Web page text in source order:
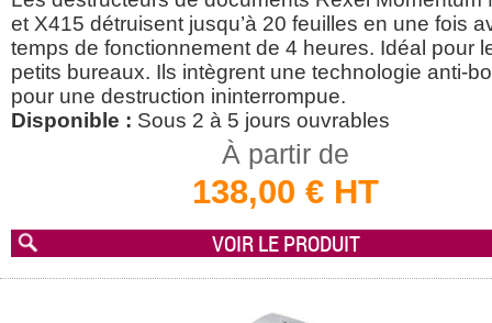
et X415 détruisent jusqu’à 20 feuilles en une fois
temps de fonctionnement de 4 heures. Idéal pour
petits bureaux. Ils intègrent une technologie anti-
pour une destruction ininterrompue.
Disponible : Sous 2 à 5 jours ouvrables
À partir de
138,00 € HT
VOIR LE PRODUIT